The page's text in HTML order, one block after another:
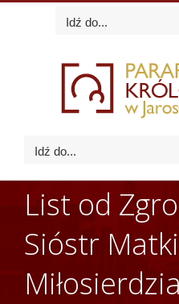
Idź do...
Idź do...
List od
Sióstr
Miłosierdzia